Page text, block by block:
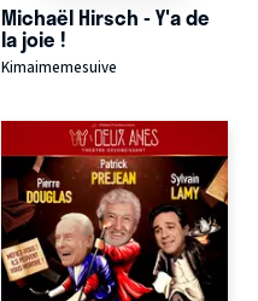
Michaël Hirsch - Y'a de
la joie !
Kimaimemesuive